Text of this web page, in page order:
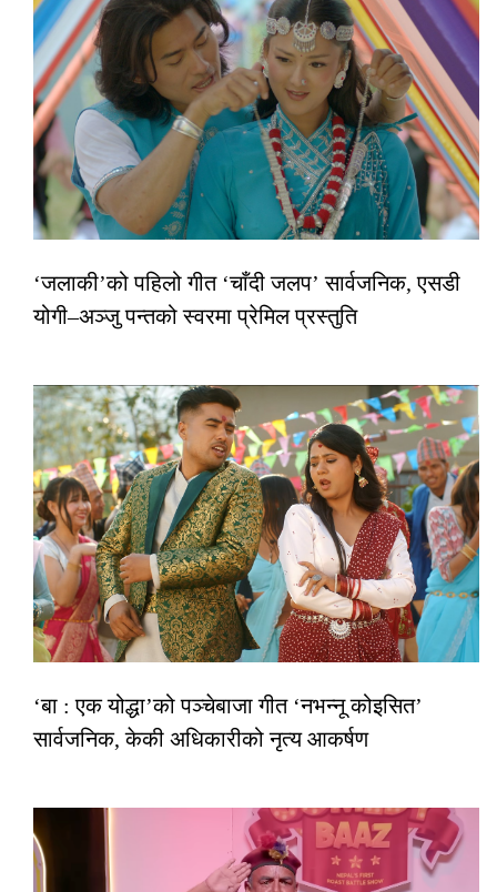
‘जलाकी’को पहिलो गीत ‘चाँदी जलप’ सार्वजनिक, एसडी
योगी–अञ्जु पन्तको स्वरमा प्रेमिल प्रस्तुति
‘बा : एक योद्धा’को पञ्चेबाजा गीत ‘नभन्नू कोइसित’
सार्वजनिक, केकी अधिकारीको नृत्य आकर्षण